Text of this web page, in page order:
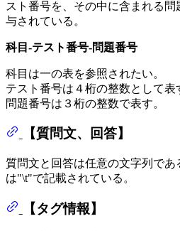
スト番号を、その中に含まれる
与されている。
科目-テスト番号-問題番号
科目は一の表を参照されたい。
テスト番号は４桁の整数として表
問題番号は３桁の整数で表す。
【質問文、回答】
質問文と回答は任意の文字列で
は"\t"で記載されている。
【タグ情報】